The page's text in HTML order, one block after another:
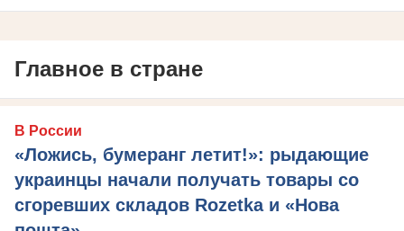
Главное в стране
В России
«Ложись, бумеранг летит!»: рыдающие
украинцы начали получать товары со
сгоревших складов Rozetka и «Нова